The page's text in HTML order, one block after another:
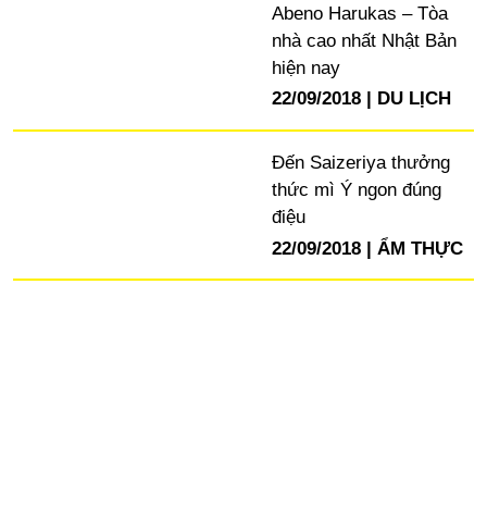
Abeno Harukas – Tòa
nhà cao nhất Nhật Bản
hiện nay
22/09/2018
DU LỊCH
Đến Saizeriya thưởng
thức mì Ý ngon đúng
điệu
22/09/2018
ẨM THỰC